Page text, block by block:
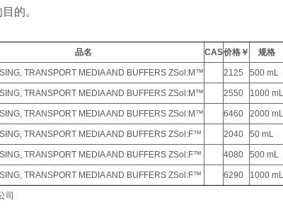
的。
品名 CAS价格￥ 规格
TRANSPORT MEDIA AND BUFFERS​ ZSol:M​​™ 2125 500 mL
TRANSPORT MEDIA AND BUFFERS​ ZSol:M​​™ 2550 1000 mL
TRANSPORT MEDIA AND BUFFERS​ ZSol:M​​™ 6460 2000 mL
TRANSPORT MEDIA AND BUFFERS​ ZSol:F™ 2040 50 mL
TRANSPORT MEDIA AND BUFFERS​ ZSol:F™ 4080 500 mL
TRANSPORT MEDIA AND BUFFERS​ ZSol:F™ 6290 1000 mL
司